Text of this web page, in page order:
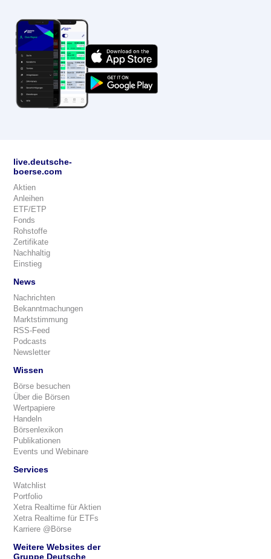
live.deutsche-
boerse.com
Aktien
Anleihen
ETF/ETP
Fonds
Rohstoffe
Zertifikate
Nachhaltig
Einstieg
News
Nachrichten
Bekanntmachungen
Marktstimmung
RSS-Feed
Podcasts
Newsletter
Wissen
Börse besuchen
Über die Börsen
Wertpapiere
Handeln
Börsenlexikon
Publikationen
Events und Webinare
Services
Watchlist
Portfolio
Xetra Realtime für Aktien
Xetra Realtime für ETFs
Karriere @Börse
Weitere Websites der
Gruppe Deutsche